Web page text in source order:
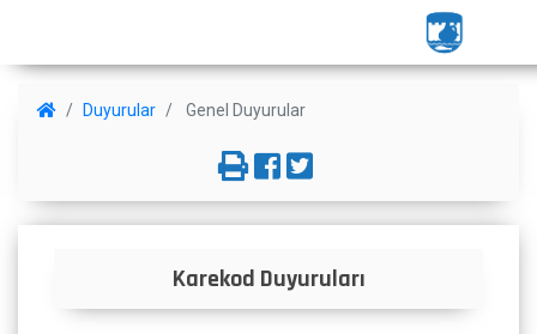
Duyurular Genel Duyurular
Karekod Duyuruları